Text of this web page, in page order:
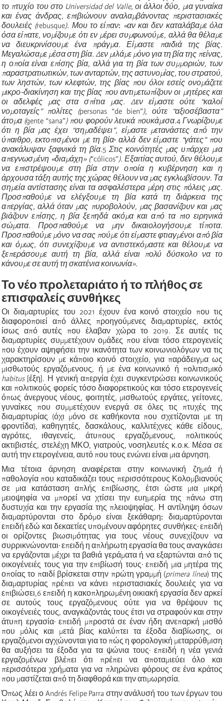
το πτυχίο του στο Universidad del Valle, οι άλλοι δύο, μια γυναίκα
και ένας άνδρας, επιβιώνουν αναλαμβάνοντας περιστασιακές
δουλειές (rebusque). Μου το είπαν: «αν και δεν καταλάβαμε όλα
όσα είπατε, νομίζουμε ότι εν μέρει συμφωνούμε, αλλά θα θέλαμε
να διευκρινίσουμε ένα πράγμα. Είμαστε παιδιά της βίας.
Μεγαλώσαμε μέσα στη βία. Δεν μιλάμε μόνο για τη βία της πείνας,
η οποία είναι επίσης βία, αλλά για τη βία των συμμοριών, των
παραστρατιωτικών, των ανταρτών, της αστυνομίας, του στρατού,
των ληστών, των κλεφτών, της βίας που όλοι εσείς ονομάζετε
μικρο-διακίνηση και της βίας που αντιμετωπίζουν οι μητέρες και
οι αδελφές μας στα σπίτια μας. Δεν είμαστε ούτε “καλοί
νομοταγείς” πολίτες (personas “de bien”), ούτε “αξιοσέβαστα”
άτομα (gente “sana”) που φορούν λευκά πουκάμισα.4Γνωρίζουμε
ότι η βία μας έχει “σημαδέψει”, είμαστε μετανάστες από την
ύπαιθρο, εκτοπισμένοι με τη βία· αλλά δεν είμαστε “γάτες” που
ανακάλυψαν ξαφνικά τη βία.5 Στις κοινότητές μας υπάρχει μια
απεγνωσμένη «διαμάχη» (“cólicos”). Εξαιτίας αυτού, δεν θέλουμε
να επιστρέψουμε στη βία στην οποία η κυβέρνηση και η
άρχουσα τάξη αυτής της χώρας θέλουν να μας εγκλωβίσουν. Τα
σημεία αντίστασης είναι τα ασφαλέστερα μέρη στις πόλεις μας.
Προσπαθούμε να ελέγξουμε τη βία κατά τη διάρκεια της
απεργίας, αλλά όταν μας πυροβολούν, μας βασανίζουν και μας
βιάζουν επίσης, η βία ξεπηδά ακόμα και από τα πιο ειρηνικά
σώματα. Προσπαθούμε να μην δικαιολογήσουμε τίποτα.
Προσπαθούμε μόνο να σας πούμε ότι είμαστε φτιαγμένοι από βία
και όμως, ότι συνεχίζουμε να αντιστεκόμαστε και θέλουμε να
ξεπεράσουμε αυτή τη βία, αλλά είναι πολύ δύσκολο να το
κάνουμε σε αυτή τη σκατένια κοινωνία».
Το νέο προλεταριάτο ή το πλήθος σε
επισφαλείς συνθήκες
Οι διαμαρτυρίες του 2021 έχουν ένα κοινό στοιχείο που τις
διαφοροποιεί από άλλες προηγούμενες διαμαρτυρίες, εκτός
ίσως από αυτές που έλαβαν χώρα το 2019. Σε αυτές τις
διαμαρτυρίες συμμετέχουν ομάδες που είναι τόσο ετερογενείς
που έχουν αψηφήσει την ικανότητα των κοινωνιολόγων να τις
χαρακτηρίσουν με κάποιο κοινό στοιχείο, για παράδειγμα ως
μισθωτούς εργαζόμενους, ή με ένα κοινωνικό ή πολιτισμικό
habitus[έξη]. Η γενική απεργία έχει συγκεντρώσει κοινωνικούς
και πολιτικούς φορείς τόσο διαφορετικούς και τόσο ετερογενείς
όπως άνεργους νέους, φοιτητές, μισθωτούς εργάτες, γείτονες,
γυναίκες που συμμετέχουν ενεργά σε όλες τις πτυχές της
διαμαρτυρίας (όχι μόνο σε καθήκοντα που σχετίζονται με τη
φροντίδα), καθηγητές, δασκάλους, καλλιτέχνες κάθε είδους,
αγρότες, ιθαγενείς, άτυπους εργαζόμενους, πολιτικούς
ακτιβιστές, στελέχη ΜΚΟ, γιατρούς, νοσηλευτές κ.ο.κ. Μέσα σε
αυτή την ετερογένεια, αυτό που τους ενώνει είναι μια άρνηση.
Μια τέτοια άρνηση αναφέρεται στην κοινωνική ζημιά ή
παθολογία που καταδικάζει τους περισσότερους Κολομβιανούς
σε μια κατάσταση απλής επιβίωσης, έτσι ώστε μια μικρή
μειοψηφία να μπορεί να χτίσει την ευημερία της πάνω στη
δυστυχία και την εργασία της πλειοψηφίας. Η αντίληψη όσων
διαμαρτύρονται στο δρόμο είναι ξεκάθαρη: διαμαρτύρονται
επειδή εδώ και δεκαετίες υπομένουν αφόρητες συνθήκες∙ επειδή
οι ορίζοντες βιωσιμότητας για τους νέους συνεχίζουν να
συρρικνώνονται∙ επειδή η απλήρωτη εργασία θα τους αναγκάσει
να εργάζονται μέχρι τα βαθιά γεράματα ή να εξαρτώνται από τις
οικογένειές τους για την επιβίωσή τους∙ επειδή μια μητέρα της
οποίας το παιδί βρίσκεται στην πρώτη γραμμή (primera línea) της
διαμαρτυρίας πρέπει να κάνει περιστασιακές δουλειές για να
επιβιώσει,6 επειδή η κακοπληρωμένη οικιακή εργασία δεν αρκεί
σε αυτούς τους εργαζόμενους ούτε για να θρέψουν τις
οικογένειές τους, αναγκάζοντάς τους έτσι να στραφούν και στην
άτυπη εργασία∙ επειδή μπροστά σε έναν ήδη ανεπαρκή μισθό
που μόλις και μετά βίας καλύπτει τα έξοδα διαβίωσης, οι
εργαζόμενοι αγχώνονται για το πώς η φορολογική μεταρρύθμιση
θα αυξήσει τα έξοδα για τα ψώνια τους∙ επειδή η νέα γενιά
εργαζομένων βλέπει ότι πρέπει να αποταμιεύει όλο και
περισσότερα χρήματα για να πληρώνει φόρους σε ένα κράτος
που μαστίζεται από τη διαφθορά και την ατιμωρησία.
Όπως λέει ο Andrés Felipe Parra στην ανάλυσή του των έργων του